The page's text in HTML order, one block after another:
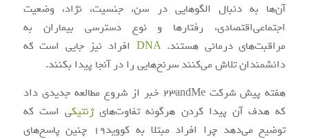
آن‌ها به دنبال الگوهایی در سن، جنسیت، نژاد، وضعیت
اجتماعی‌اقتصادی، رفتارها و نوع دسترسی بیماران به
مراقبت‌های درمانی هستند.DNA افراد نیز جایی است که
دانشمندان تلاش می‌کنند سرنخ‌هایی را در آنجا پیدا بکنند.
هفته پیش شرکت 23andMe خبر از شروع مطالعه جدیدی داد
که هدف آن پیدا کردن هرگونه تفاوت‌هایژنتیکی است که
توضیح می‌دهد چرا افراد مبتلا به کووید۱۹ چنین پاسخ‌های